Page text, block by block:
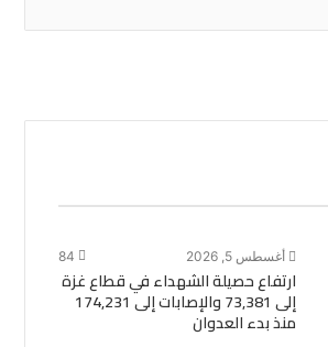
أغسطس 5, 2026 84
ارتفاع حصيلة الشهداء في قطاع غزة
إلى 73,381 والإصابات إلى 174,231
منذ بدء العدوان